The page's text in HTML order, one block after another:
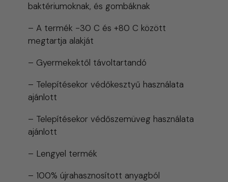
baktériumoknak, és gombáknak
– A termék -30 C és +80 C között
megtartja alakját
– Gyermekektől távoltartandó
– Telepítésekor védőkesztyű használata
ajánlott
– Telepítésekor védőszemüveg használata
ajánlott
– Lengyel termék
– 100% újrahasznosított anyagból